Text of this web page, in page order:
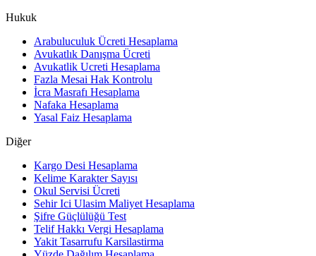
Hukuk
Arabuluculuk Ücreti Hesaplama
Avukatlık Danışma Ücreti
Avukatlik Ucreti Hesaplama
Fazla Mesai Hak Kontrolu
İcra Masrafı Hesaplama
Nafaka Hesaplama
Yasal Faiz Hesaplama
Diğer
Kargo Desi Hesaplama
Kelime Karakter Sayısı
Okul Servisi Ücreti
Sehir Ici Ulasim Maliyet Hesaplama
Şifre Güçlülüğü Test
Telif Hakkı Vergi Hesaplama
Yakit Tasarrufu Karsilastirma